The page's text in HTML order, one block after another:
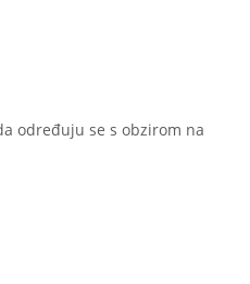
određuju se s obzirom na